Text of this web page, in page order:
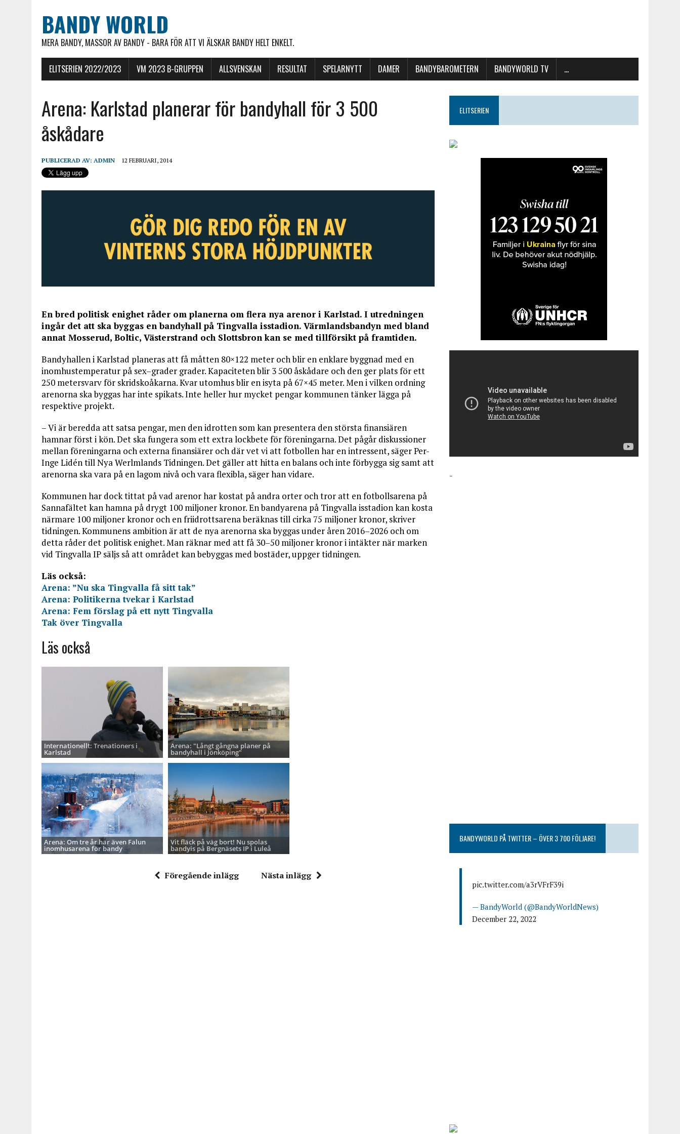
BANDY WORLD
MERA BANDY, MASSOR AV BANDY - BARA FÖR ATT VI ÄLSKAR BANDY HELT ENKELT.
ELITSERIEN 2022/2023 VM 2023 B-GRUPPEN ALLSVENSKAN RESULTAT SPELARNYTT DAMER BANDYBAROMETERN BANDYWORLD TV …
Arena: Karlstad planerar för bandyhall för 3 500
åskådare
PUBLICERAD AV: ADMIN 12 FEBRUARI, 2014
En bred politisk enighet råder om planerna om flera nya arenor i Karlstad. I utredningen
ingår det att ska byggas en bandyhall på Tingvalla isstadion. Värmlandsbandyn med bland
annat Mosserud, Boltic, Västerstrand och Slottsbron kan se med tillförsikt på framtiden.
Bandyhallen i Karlstad planeras att få måtten 80×122 meter och blir en enklare byggnad med en
inomhustemperatur på sex–grader grader. Kapaciteten blir 3 500 åskådare och den ger plats för ett
250 metersvarv för skridskoåkarna. Kvar utomhus blir en isyta på 67×45 meter. Men i vilken ordning
arenorna ska byggas har inte spikats. Inte heller hur mycket pengar kommunen tänker lägga på
respektive projekt.
– Vi är beredda att satsa pengar, men den idrotten som kan presentera den största finansiären
hamnar först i kön. Det ska fungera som ett extra lockbete för föreningarna. Det pågår diskussioner
mellan föreningarna och externa finansiärer och där vet vi att fotbollen har en intressent, säger Per-
Inge Lidén till Nya Werlmlands Tidningen. Det gäller att hitta en balans och inte förbygga sig samt att
arenorna ska vara på en lagom nivå och vara flexibla, säger han vidare.
Kommunen har dock tittat på vad arenor har kostat på andra orter och tror att en fotbollsarena på
Sannafältet kan hamna på drygt 100 miljoner kronor. En bandyarena på Tingvalla isstadion kan kosta
närmare 100 miljoner kronor och en friidrottsarena beräknas till cirka 75 miljoner kronor, skriver
tidningen. Kommunens ambition är att de nya arenorna ska byggas under åren 2016–2026 och om
detta råder det politisk enighet. Man räknar med att få 30–50 miljoner kronor i intäkter när marken
vid Tingvalla IP säljs så att området kan bebyggas med bostäder, uppger tidningen.
Läs också:
Arena: ”Nu ska Tingvalla få sitt tak”
Arena: Politikerna tvekar i Karlstad
Arena: Fem förslag på ett nytt Tingvalla
Tak över Tingvalla
Läs också
Internationellt: Trenationers i
Karlstad
Arena: "Långt gångna planer på
bandyhall i Jönköping"
Arena: Om tre år har även Falun
inomhusarena för bandy
Vit fläck på väg bort! Nu spolas
bandyis på Bergnäsets IP i Luleå
Föregående inlägg Nästa inlägg
ELITSERIEN
-
BANDYWORLD PÅ TWITTER – ÖVER 3 700 FÖLJARE!
pic.twitter.com/a3rVFrF39i
— BandyWorld (@BandyWorldNews)
December 22, 2022